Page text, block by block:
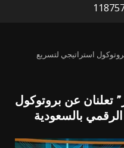
استراتيجي لتسريع
تعلنان عن بروتوكول
بالسعودية